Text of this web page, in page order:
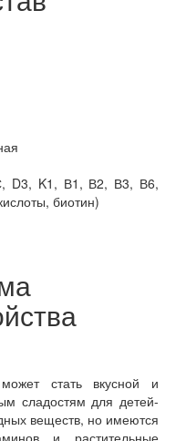
D3, K1, В1, В2, В3, В6,
биотин)
стать вкусной и
сладостям для детей-
веществ, но имеются
и растительные